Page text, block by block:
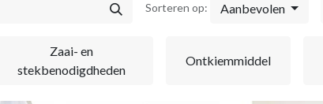
Sorteren op: Aanbevolen
Zaai- en
stekbenodigdheden
Ontkiemmiddel